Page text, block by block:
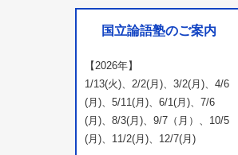
国立論語塾のご案内
【2026年】
1/13(火)、2/2(月)、3/2(月)、4/6
(月)、5/11(月)、6/1(月)、7/6
(月)、8/3(月)、9/7（月）、10/5
(月)、11/2(月)、12/7(月)